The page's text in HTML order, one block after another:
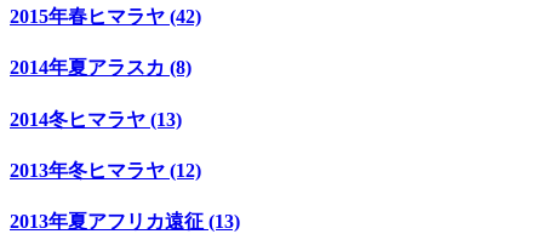
2015年春ヒマラヤ (42)
2014年夏アラスカ (8)
2014冬ヒマラヤ (13)
2013年冬ヒマラヤ (12)
2013年夏アフリカ遠征 (13)